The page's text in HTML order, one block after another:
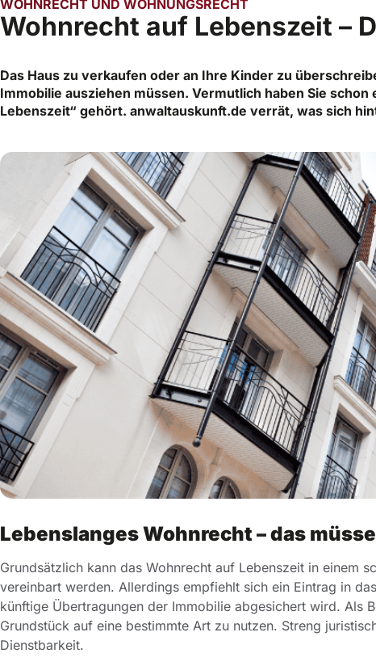
WOHNRECHT UND WOHNUNGSRECHT
Wohnrecht auf Lebenszeit –
Das Haus zu verkaufen oder an Ihre Kinder zu
Immobilie ausziehen müssen. Vermutlich haben Sie
Lebenszeit“ gehört. anwaltauskunft.de verrät, was sich
Lebenslanges Wohnrecht – das
Grundsätzlich kann das Wohnrecht auf Lebenszeit in einem
vereinbart werden. Allerdings empfiehlt sich ein Eintrag in
künftige Übertragungen der Immobilie abgesichert wird. Als
Grundstück auf eine bestimmte Art zu nutzen. Streng
Dienstbarkeit.